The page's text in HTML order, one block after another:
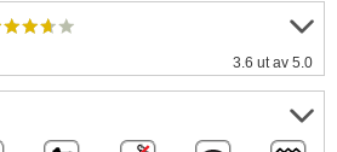
3.6 ut av 5.0